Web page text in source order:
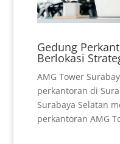
Gedung
Berlokasi
AMG Tower
perkantoran di
Surabaya Selatan
perkantoran AMG